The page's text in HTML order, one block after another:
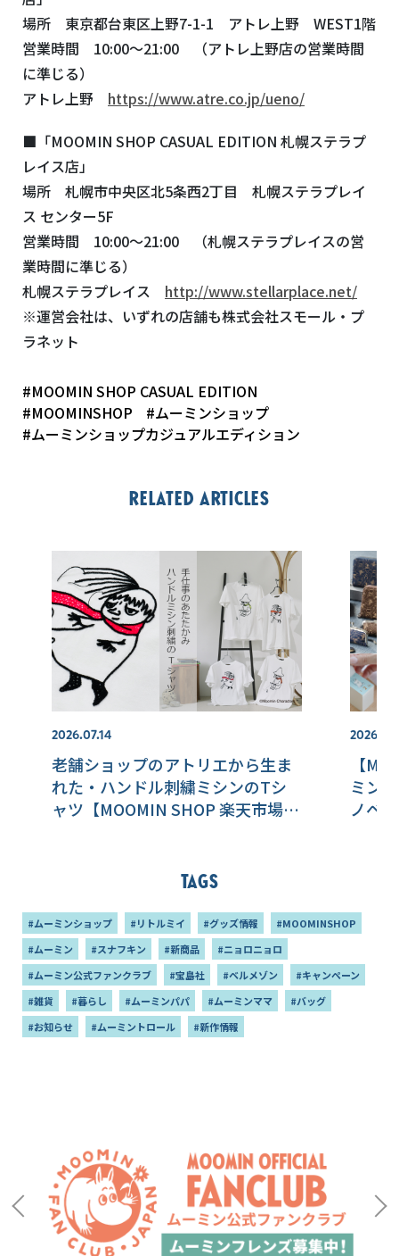
場所 東京都台東区上野7-1-1 アトレ上野 WEST1階
営業時間 10:00～21:00 （アトレ上野店の営業時間
に準じる）
アトレ上野 https://www.atre.co.jp/ueno/
■「MOOMIN SHOP CASUAL EDITION 札幌ステラプ
レイス店」
場所 札幌市中央区北5条西2丁目 札幌ステラプレイ
ス センター5F
営業時間 10:00～21:00 （札幌ステラプレイスの営
業時間に準じる）
札幌ステラプレイス http://www.stellarplace.net/
※運営会社は、いずれの店舗も株式会社スモール・プ
ラネット
#MOOMIN SHOP CASUAL EDITION
#MOOMINSHOP
#ムーミンショップ
#ムーミンショップカジュアルエディション
Related articles
2026.07.14
老舗ショップのアトリエから生ま
れた・ハンドル刺繍ミシンのTシ
ャツ【MOOMIN SHOP 楽天市場
【
ミン
ノベ
Tags
#ムーミンショップ #リトルミイ #グッズ情報
#MOOMINSHOP
#ムーミン
#スナフキン #新商品
#ニョロニョロ
#ムーミン公式ファンクラブ
#宝島社 #ベルメゾン
#キャンペーン
#雑貨
#暮らし #ムーミンパパ #ムーミンママ
#バッグ
#お知らせ
#ムーミントロール #新作情報